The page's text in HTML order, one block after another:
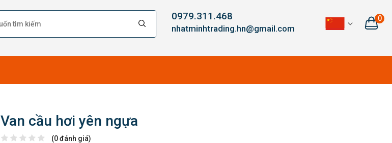
0979.311.468
nhatminhtrading.hn@gmail.com
0
Van cầu hơi yên ngựa
(0 đánh giá)